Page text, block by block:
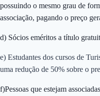
possuindo o mesmo grau de
associação, pagando o preço
d) Sócios eméritos a título
e) Estudantes dos cursos de
uma redução de 50% sobre o
f)Pessoas que estejam